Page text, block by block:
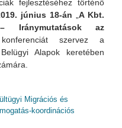
fejlesztéséhez történő
június 18-án
A Kbt.
Iránymutatások az
szervez a
Alapok keretében
Migrációs és
koordinációs